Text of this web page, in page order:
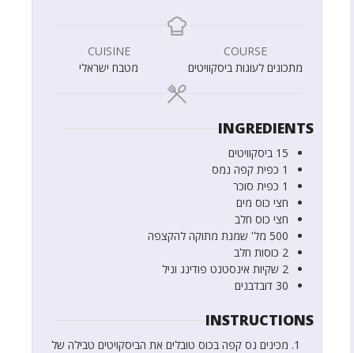
COURSE
מתכונים לעוגות ביסקוויטים
CUISINE
מטבח ישראלי
INGREDIENTS
15 ביסקוויטים
1 כפית קפה נמס
1 כפית סוכר
חצי כוס מים
חצי כוס חלב
500 מל' שמנת מתוקה להקצפה
2 כוסות חלב
2 שקיות אינסטנט פודינג וניל
30 דובדבנים
INSTRUCTIONS
מכינים נס קפה בכוס טובלים את הביסקויטים טבילה של